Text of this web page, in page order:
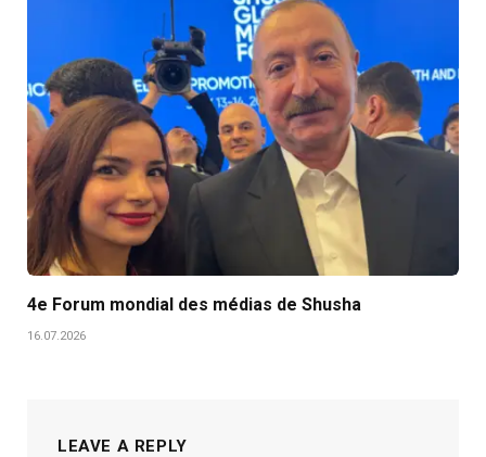
4e Forum mondial des médias de Shusha
16.07.2026
LEAVE A REPLY